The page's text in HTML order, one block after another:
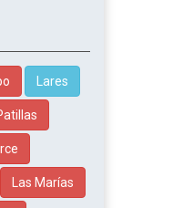
Lares
Las Marías